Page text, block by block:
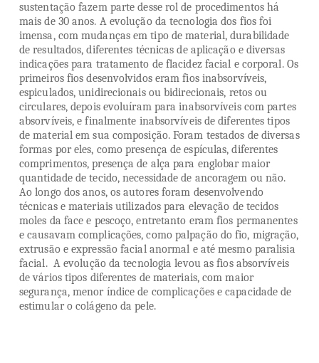
sustentação fazem parte desse rol de procedimentos há
mais de 30 anos. A evolução da tecnologia dos fios foi
imensa, com mudanças em tipo de material, durabilidade
de resultados, diferentes técnicas de aplicação e diversas
indicações para tratamento de flacidez facial e corporal. Os
primeiros fios desenvolvidos eram fios inabsorvíveis,
espiculados, unidirecionais ou bidirecionais, retos ou
circulares, depois evoluíram para inabsorvíveis com partes
absorvíveis, e finalmente inabsorvíveis de diferentes tipos
de material em sua composição.Foram testados de diversas
formas por eles, como presença de espículas, diferentes
comprimentos, presença de alça para englobar maior
quantidade de tecido, necessidade de ancoragem ou não.
Ao longo dos anos, os autores foram desenvolvendo
técnicas e materiais utilizados para elevação de tecidos
moles da face e pescoço, entretanto eram fios permanentes
e causavamcomplicações, como palpação do fio, migração,
extrusão e expressão facial anormal e até mesmo paralisia
facial. A evolução da tecnologia levou as fios absorvíveis
de vários tipos diferentes de materiais, com maior
segurança, menor índice de complicações e capacidade de
estimular o colágeno da pele.